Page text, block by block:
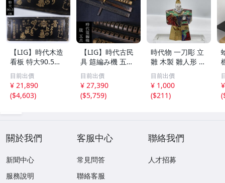
【LIG】時代木造
看板 特大90.5㎝
金彩 本舗 高田徳
左衛門 古美術品
2606.676
目前出價
¥ 21,890
($4,603)
【LIG】時代古民
具 筵編み機 五点
むしろ編み 筬 お
さ 農具 古道具 26
04.458
目前出價
¥ 27,390
($5,759)
時代物 一刀彫 立
雛 木製 雛人形 木
彫彩色 小型 2.2×
3.5×H5.7cm ひな
祭り 郷土玩具 木
工芸 置物 木彫人
目前出價
¥ 1,000
($211)
(
關於我們
新聞中心
服務說明
客服中心
常見問答
聯絡客服
聯絡我們
人才招募